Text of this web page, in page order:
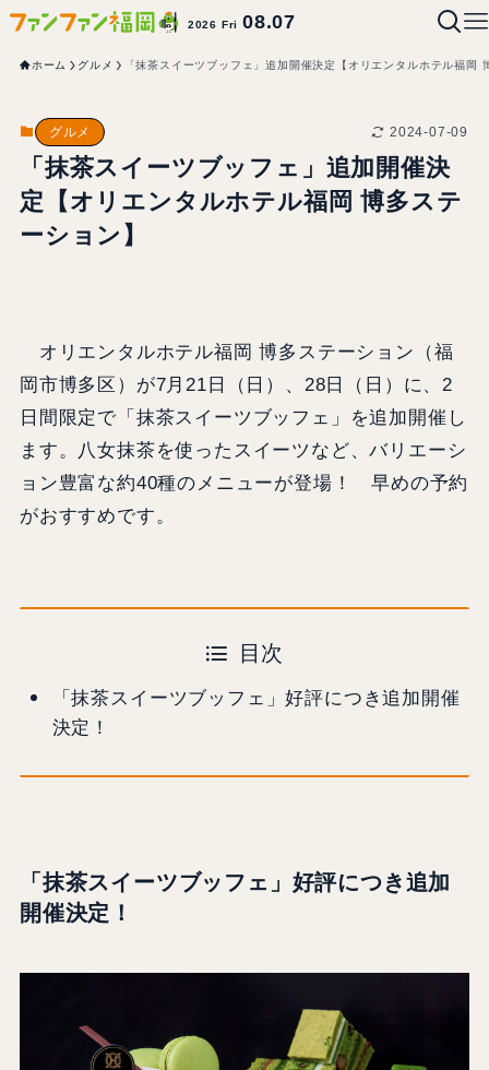
2026 Fri08.07
ホーム グルメ 「抹茶スイーツブッフェ」追加開催決定【オリエンタルホテル福岡
グルメ 2024-07-09
「抹茶スイーツブッフェ」追加開催決
定【オリエンタルホテル福岡 博多ステ
ーション】
オリエンタルホテル福岡 博多ステーション（福
岡市博多区）が7月21日（日）、28日（日）に、2
日間限定で「抹茶スイーツブッフェ」を追加開催し
ます。八女抹茶を使ったスイーツなど、バリエーシ
ョン豊富な約40種のメニューが登場！ 早めの予約
がおすすめです。
目次
「抹茶スイーツブッフェ」好評につき追加開催
決定！
「抹茶スイーツブッフェ」好評につき追加
開催決定！